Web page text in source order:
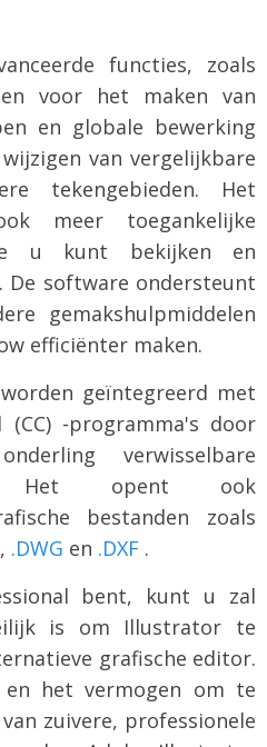
functies, zoals
voor het maken van
en globale bewerking
van vergelijkbare
tekengebieden. Het
meer toegankelijke
u kunt bekijken en
software ondersteunt
gemakshulpmiddelen
efficiënter maken.
geïntegreerd met
(CC) -programma's door
verwisselbare
Het opent ook
bestanden zoals
, .DWG en .DXF .
bent, kunt u zal
is om Illustrator te
grafische editor.
het vermogen om te
zuivere, professionele